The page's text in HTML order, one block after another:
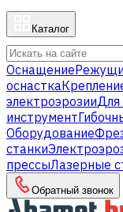
Каталог
Оснащение
оснастка
электроэрозииДля
инструмент
Оборудование
станки
прессыЛазерные
Обратный звонок